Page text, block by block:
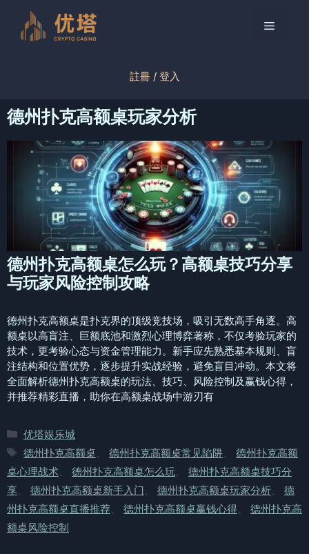
菜
註冊 / 登入
德州扑克高额桌玩家分析
德州扑克高额桌怎么玩？高额桌技巧分享
与玩家风险控制攻略
德州扑克高额桌是扑克界的顶级竞技场，吸引无数高手角逐。高
额桌以高盲注、巨额底池和激烈心理博弈著称，不仅考验玩家的
技术，更考验心态与资金管理能力。新手应先熟悉基本规则、盲
注结构和位置优势，逐步提升实战经验，避免盲目冲动。本文将
全面解析德州扑克高额桌的玩法、技巧、风险控制及赢钱心得，
并推荐精彩直播，助你在高额桌战场中游刃有
分
类
优塔娱乐城
标
签
德州扑克高额桌 德州扑克高额桌常见陷阱
德州扑克高额
桌心理战术
德州扑克高额桌怎么玩
德州扑克高额桌技巧分
享
德州扑克高额桌新手入门 德州扑克高额桌玩家分析
德
州扑克高额桌直播推荐
德州扑克高额桌赢钱心得
德州扑克高
额桌风险控制